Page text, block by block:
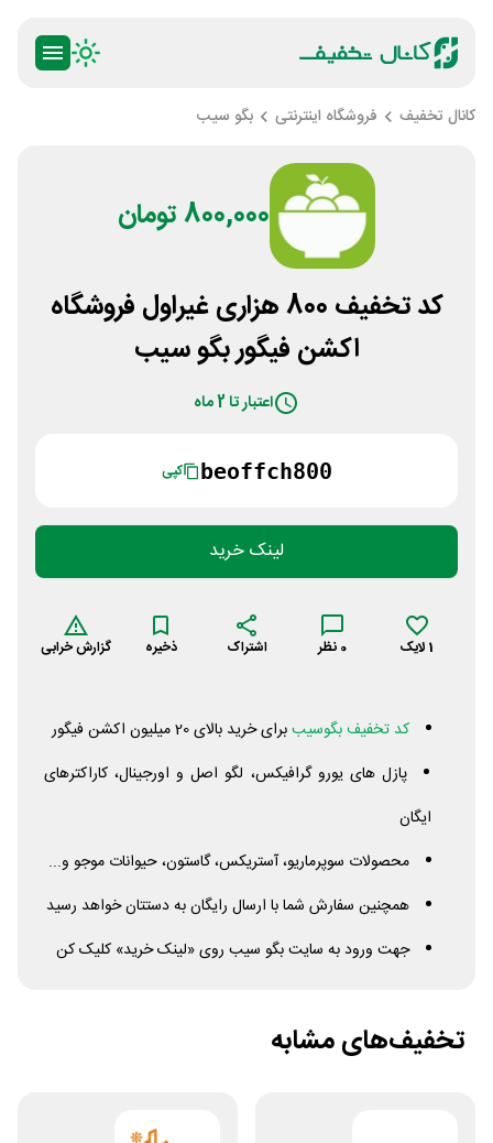
کانال تخفیف فروشگاه اینترنتی بگو سیب
800,000 تومان
کد تخفیف 800 هزاری غیراول فروشگاه
اکشن فیگور بگو سیب
اعتبار تا 2 ماه
beoffch800 کپی
لینک خرید
1لایک 0 نظر اشتراک ذخیره گزارش خرابی
کد تخفیف بگوسیببرای خرید بالای 20 میلیون اکشن فیگور
پازل‌ های یورو گرافیکس، لگو اصل و اورجینال، کاراکترهای
ایگان
محصولات سوپرماریو، آستریکس، گاستون، حیوانات موجو و...
همچنین سفارش شما با ارسال رایگان به دستتان خواهد رسید
جهت ورود به سایت بگو سیب روی «لینک خرید» کلیک کن
تخفیف‌های مشابه